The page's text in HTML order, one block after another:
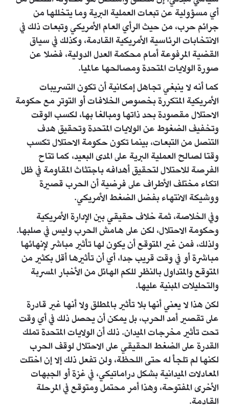
أي مسؤولية عن تبعات العملية البرية وما يتخللها من
جرائم حرب، من حيث الرأي العام الأمريكي وتبعات ذلك في
الانتخابات الرئاسية الأمريكية القادمة، وكذلك في سياق
القضية المرفوعة أمام محكمة العدل الدولية، فضلا عن
صورة الولايات المتحدة ومصالحها عالميا.
كما أنه لا ينبغي تجاهل إمكانية أن تكون التسريبات
الأمريكية المتكررة بخصوص الخلافات أو التوتر مع حكومة
الاحتلال مقصودة بحد ذاتها ومبالغا بها، لكسب الوقت
وتخفيف الضغوط عن الولايات المتحدة وتحقيق هدف
التنصل من التبعات، بينما تكون حكومة الاحتلال تكسب
وقتا لصالح العملية البرية على المدى البعيد، كما تتاح
الفرصة للاحتلال لتحقيق أهدافه باجتثاث المقاومة في ظل
اتكاء مختلف الأطراف على فرضية أن الحرب قصيرة
ووشيكة الانتهاء بفضل الضغط الأمريكي.
وفي الخلاصة، ثمة خلاف حقيقي بين الإدارة الأمريكية
وحكومة الاحتلال، لكن على هامش الحرب وليس في صلبها.
ولذلك، فمن غير المتوقع أن يكون لها تأثير مباشر لإنهائها
مباشرة أو في وقت قريب جدا، أي أن تأثيرها أقل بكثير من
المتوقع والمتداول بالنظر للكم الهائل من الأخبار المسربة
والتحليلات المبنية عليها.
لكن هذا لا يعني أنها بلا تأثير بالمطلق ولا أنها غير قادرة
على تقصير أمد الحرب، بل يمكن أن يحصل ذلك في أي وقت
تحت تأثير مخرجات الميدان. ذلك أن الولايات المتحدة تملك
القدرة على الضغط الحقيقي على الاحتلال لوقف الحرب
لكنها لم تلجأ له حتى اللحظة، ولن تفعل ذلك إلا إن اختلت
المعادلات الميدانية بشكل دراماتيكي، في غزة أو الجبهات
الأخرى المفتوحة، وهذا أمر محتمل ومتوقع في المرحلة
القادمة.